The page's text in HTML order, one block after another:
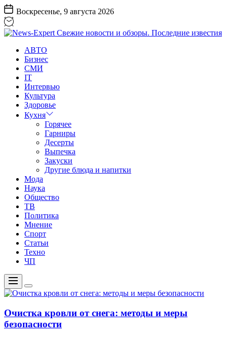
Перейти
к
содержанию
Воскресенье, 9 августа 2026
Expert
Свежие
новости
обзоры.
Последние
известия
АВТО
Бизнес
СМИ
IT
Интервью
Культура
Здоровье
Кухня
Горячее
Гарниры
Десерты
Выпечка
Закуски
Другие блюда и напитки
Мода
Наука
Общество
ТВ
Политика
Мнение
Спорт
Статьи
Техно
ЧП
Меню
Цвет
переключателя
Очистка кровли от снега: методы и меры
безопасности